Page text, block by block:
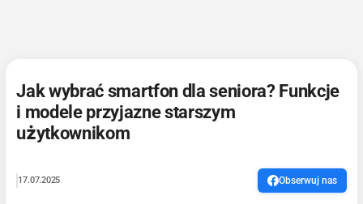
Jak wybrać smartfon dla seniora? Funkcje
i modele przyjazne starszym
użytkownikom
17.07.2025 Obserwuj nas